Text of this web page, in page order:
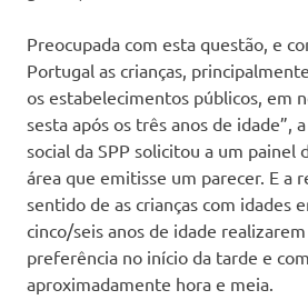
Preocupada com esta questão, e
Portugal as crianças,
os estabelecimentos públicos, em
sesta após os três anos de idade”,
social da SPP solicitou a um painel
área que emitisse um parecer. E a
sentido de as crianças com idades
cinco/seis anos de idade
preferência no início da tarde e
aproximadamente hora e meia.